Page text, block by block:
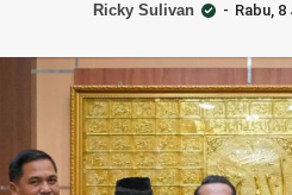
Ricky Sulivan Rabu, 8